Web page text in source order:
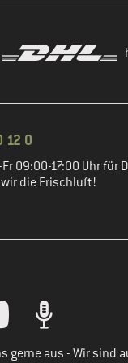
12 0
09:00-17:00 Uhr für
die Frischluft!
Kundenkonto
gerne aus - Wir sind